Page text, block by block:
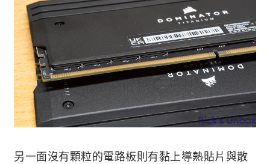
另一面沒有顆粒的電路板則有黏上導熱貼片與散